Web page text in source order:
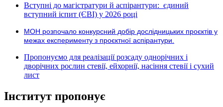
Вступні до магістратури й аспірантури: єдиний
вступний іспит (ЄВІ) у 2026 році
МОН розпочало конкурсний добір дослідницьких проєктів у
межах експерименту з проєктної аспірантури.
Пропонуємо для реалізації розсаду однорічних і
дворічних рослин стевії, ейхорнії, насіння стевії і сухий
лист
Інститут пропонує